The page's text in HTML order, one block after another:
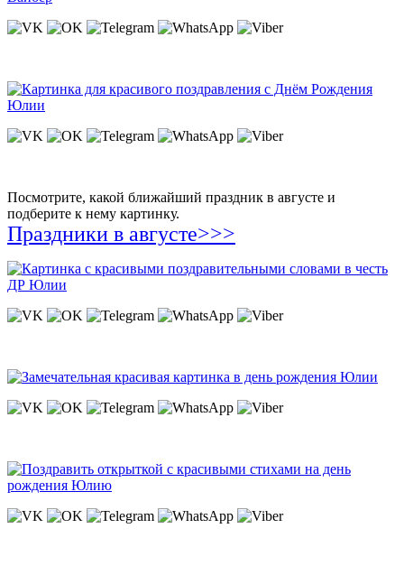
Посмотрите, какой ближайший праздник в августе и
подберите к нему картинку.
Праздники в августе>>>